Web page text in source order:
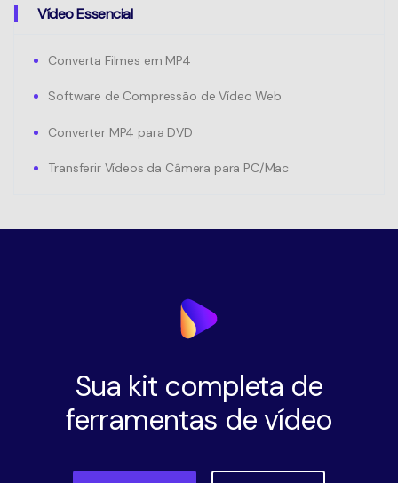
Vídeo Essencial
Converta Filmes em MP4
Software de Compressão de Vídeo Web
Converter MP4 para DVD
Transferir Vídeos da Câmera para PC/Mac
Sua kit completa de
ferramentas de vídeo